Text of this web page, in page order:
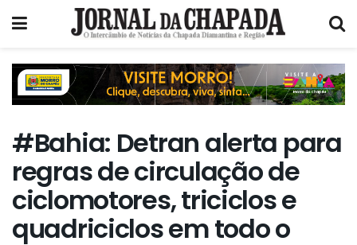
#Bahia: Detran alerta para
regras de circulação de
ciclomotores, triciclos e
quadriciclos em todo o